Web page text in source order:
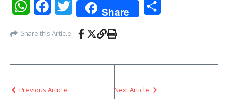
WhatsAppFacebookTwitter Share
Share this Article
Previous Article Next Article